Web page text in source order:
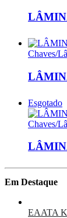
Chaves/
Esgotado
Chaves/
Em Destaque
EAATA